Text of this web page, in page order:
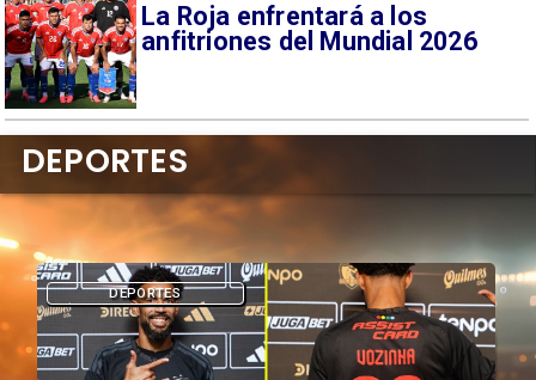
La Roja enfrentará a los
anfitriones del Mundial 2026
DEPORTES
DEPORTES